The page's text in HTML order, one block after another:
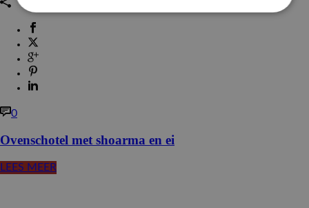
0
Ovenschotel met shoarma en ei
LEES MEER